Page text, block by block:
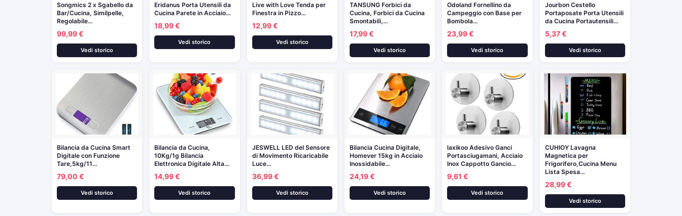
Songmics 2 x Sgabello da
Bar/Cucina, Similpelle,
Regolabile…
99,99 €
Vedi storico
Eridanus Porta Utensili da
Cucina Parete in Acciaio…
18,99 €
Vedi storico
Live with Love Tenda per
Finestra in Pizzo…
12,99 €
Vedi storico
TANSUNG Forbici da
Cucina, Forbici da Cucina
Smontabili,…
17,99 €
Vedi storico
Odoland Fornellino da
Campeggio con Base per
Bombola…
23,99 €
Vedi storico
Jourbon Cestello
Portaposate Porta Utensili
da Cucina Portautensili…
5,37 €
Vedi storico
Bilancia da Cucina Smart
Digitale con Funzione
Tare,5kg/11…
79,00 €
Vedi storico
Bilancia da Cucina,
10Kg/1g Bilancia
Elettronica Digitale Alta…
14,99 €
Vedi storico
JESWELL LED del Sensore
di Movimento Ricaricabile
Luce…
36,99 €
Vedi storico
Bilancia Cucina Digitale,
Homever 15kg in Acciaio
Inossidabile…
24,19 €
Vedi storico
laxikoo Adesivo Ganci
Portasciugamani, Acciaio
Inox Cappotto Gancio…
9,61 €
Vedi storico
CUHIOY Lavagna
Magnetica per
Frigorifero,Cucina Menu
Lista Spesa…
28,99 €
Vedi storico